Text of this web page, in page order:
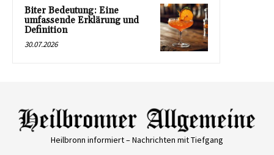
Biter Bedeutung: Eine
umfassende Erklärung und
Definition
30.07.2026
Heilbronn informiert – Nachrichten mit Tiefgang